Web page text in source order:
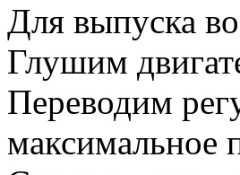
Для выпуска
Глушим
Переводим
максимальное